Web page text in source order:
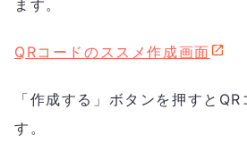
ます。
QRコードのススメ作成画面
「作成する」ボタンを押すと
す。